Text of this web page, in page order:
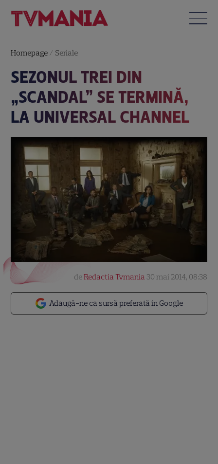
Homepage / Seriale
SEZONUL TREI DIN
„SCANDAL” SE TERMINĂ,
LA UNIVERSAL CHANNEL
Adaugă-ne ca sursă preferată în Google
deRedactia Tvmania 30 mai 2014, 08:38